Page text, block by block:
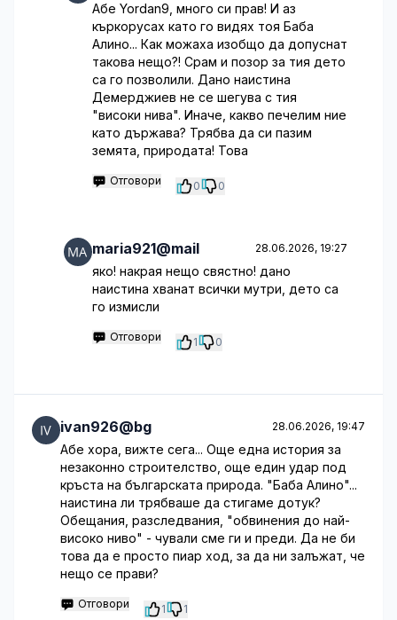
Абе Yordan9, много си прав! И аз
къркорусах като го видях тоя Баба
Алино... Как можаха изобщо да допуснат
такова нещо?! Срам и позор за тия дето
са го позволили. Дано наистина
Демерджиев не се шегува с тия
"високи нива". Иначе, какво печелим ние
като държава? Трябва да си пазим
земята, природата! Това
Отговори 0 0
maria921@mail 28.06.2026, 19:27
яко! накрая нещо свястно! дано
наистина хванат всички мутри, дето са
го измисли
Отговори 1 0
ivan926@bg 28.06.2026, 19:47
Абе хора, вижте сега... Още една история за
незаконно строителство, още един удар под
кръста на българската природа. "Баба Алино"...
наистина ли трябваше да стигаме дотук?
Обещания, разследвания, "обвинения до най-
високо ниво" - чували сме ги и преди. Да не би
това да е просто пиар ход, за да ни залъжат, че
нещо се прави?
Отговори 1 1